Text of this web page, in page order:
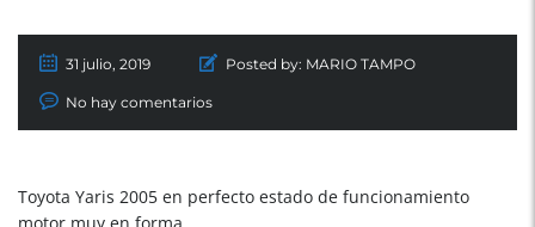
31 julio, 2019 Posted by: MARIO TAMPO
No hay comentarios
Toyota Yaris 2005 en perfecto estado de funcionamiento